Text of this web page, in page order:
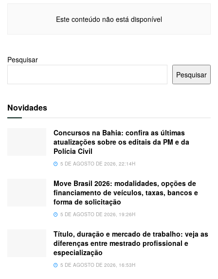
Este conteúdo não está disponível
Pesquisar
Pesquisar
Novidades
Concursos na Bahia: confira as últimas
atualizações sobre os editais da PM e da
Polícia Civil
5 DE AGOSTO DE 2026, 22:14H
Move Brasil 2026: modalidades, opções de
financiamento de veículos, taxas, bancos e
forma de solicitação
5 DE AGOSTO DE 2026, 19:26H
Título, duração e mercado de trabalho: veja as
diferenças entre mestrado profissional e
especialização
5 DE AGOSTO DE 2026, 16:53H